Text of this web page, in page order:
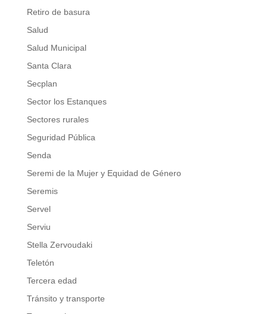
Retiro de basura
Salud
Salud Municipal
Santa Clara
Secplan
Sector los Estanques
Sectores rurales
Seguridad Pública
Senda
Seremi de la Mujer y Equidad de Género
Seremis
Servel
Serviu
Stella Zervoudaki
Teletón
Tercera edad
Tránsito y transporte